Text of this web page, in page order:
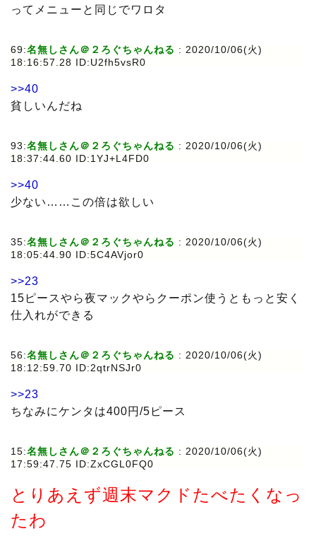
ってメニューと同じでワロタ
69:名無しさん＠２ろぐちゃんねる : 2020/10/06(火)
18:16:57.28 ID:U2fh5vsR0
>>40
貧しいんだね
93:名無しさん＠２ろぐちゃんねる : 2020/10/06(火)
18:37:44.60 ID:1YJ+L4FD0
>>40
少ない……この倍は欲しい
35:名無しさん＠２ろぐちゃんねる : 2020/10/06(火)
18:05:44.90 ID:5C4AVjor0
>>23
15ピースやら夜マックやらクーポン使うともっと安く
仕入れができる
56:名無しさん＠２ろぐちゃんねる : 2020/10/06(火)
18:12:59.70 ID:2qtrNSJr0
>>23
ちなみにケンタは400円/5ピース
15:名無しさん＠２ろぐちゃんねる : 2020/10/06(火)
17:59:47.75 ID:ZxCGL0FQ0
とりあえず週末マクドたべたくなっ
たわ